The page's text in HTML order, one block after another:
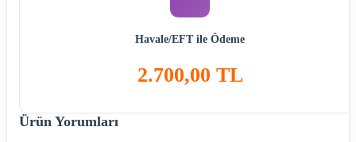
Havale/EFT ile Ödeme
2.700,00 TL
Ürün Yorumları